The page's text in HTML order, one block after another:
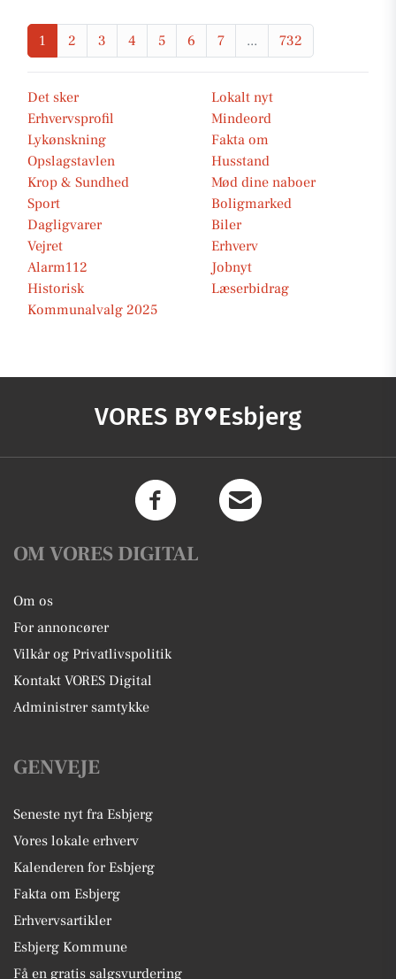
1 2 3 4 5 6 7 ... 732
Det sker
Lokalt nyt
Erhvervsprofil
Mindeord
Lykønskning
Fakta om
Opslagstavlen
Husstand
Krop & Sundhed
Mød dine naboer
Sport
Boligmarked
Dagligvarer
Biler
Vejret
Erhverv
Alarm112
Jobnyt
Historisk
Læserbidrag
Kommunalvalg 2025
VORES BY Esbjerg
OM VORES DIGITAL
Om os
For annoncører
Vilkår og Privatlivspolitik
Kontakt VORES Digital
Administrer samtykke
GENVEJE
Seneste nyt fra Esbjerg
Vores lokale erhverv
Kalenderen for Esbjerg
Fakta om Esbjerg
Erhvervsartikler
Esbjerg Kommune
Få en gratis salgsvurdering